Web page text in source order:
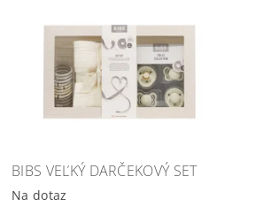
BIBS VEĽKÝ DARČEKOVÝ SET
Na dotaz